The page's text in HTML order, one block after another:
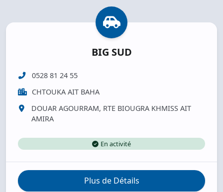
BIG SUD
0528 81 24 55
CHTOUKA AIT BAHA
DOUAR AGOURRAM, RTE BIOUGRA KHMISS AIT
AMIRA
En activité
Plus de Détails